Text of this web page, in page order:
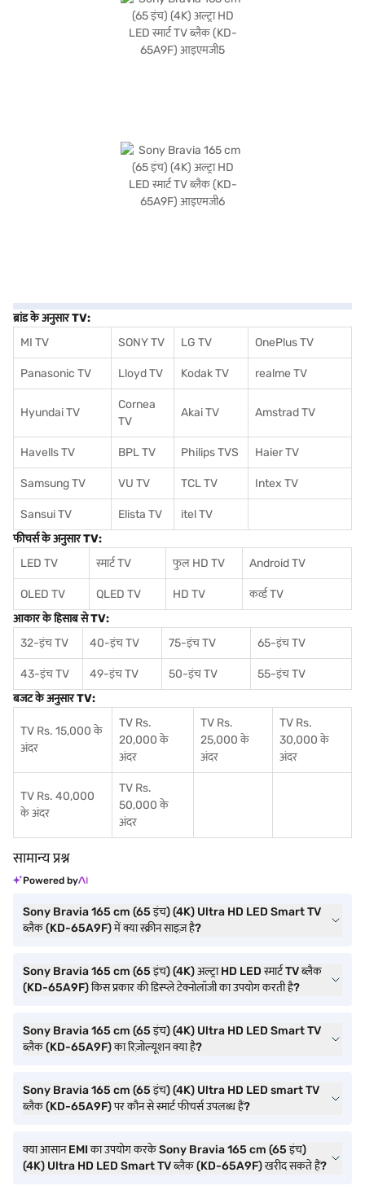
ब्रांड के अनुसार TV:
MI TV
SONY TV LG TV OnePlus TV
Panasonic TV Lloyd TV Kodak TV realme TV
Hyundai TV
Cornea
TV
Akai TV Amstrad TV
Havells TV BPL TV Philips TVS Haier TV
Samsung TV VU TV TCL TV Intex TV
Sansui TV Elista TV
itel TV
फीचर्स के अनुसार TV:
LED TV
स्मार्ट TV फुल HD TV Android TV
OLED TV QLED TV HD TV
कर्व्ड TV
आकार के हिसाब से TV:
32-इंच TV
40-इंच TV 75-इंच TV 65-इंच TV
43-इंच TV 49-इंच TV 50-इंच TV
55-इंच TV
बजट के अनुसार TV:
TV Rs. 15,000 के
अंदर
TV Rs.
20,000 के
अंदर
TV Rs.
25,000 के
अंदर
TV Rs.
30,000 के
अंदर
TV Rs. 40,000
के अंदर
TV Rs.
50,000 के
अंदर
सामान्य प्रश्न
Powered by
Sony Bravia 165 cm (65 इंच) (4K) Ultra HD LED Smart TV
ब्लैक (KD-65A9F) में क्या स्क्रीन साइज़ है?
Sony Bravia 165 cm (65 इंच) (4K) अल्ट्रा HD LED स्मार्ट TV ब्लैक
(KD-65A9F) किस प्रकार की डिस्प्ले टेक्नोलॉजी का उपयोग करती है?
Sony Bravia 165 cm (65 इंच) (4K) Ultra HD LED Smart TV
ब्लैक (KD-65A9F) का रिज़ोल्यूशन क्या है?
Sony Bravia 165 cm (65 इंच) (4K) Ultra HD LED smart TV
ब्लैक (KD-65A9F) पर कौन से स्मार्ट फीचर्स उपलब्ध हैं?
क्या आसान EMI का उपयोग करके Sony Bravia 165 cm (65 इंच)
(4K) Ultra HD LED Smart TV ब्लैक (KD-65A9F) खरीद सकते हैं?